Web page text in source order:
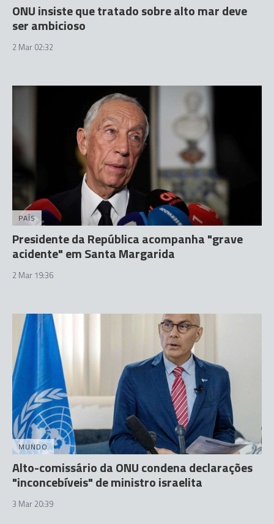
ONU insiste que tratado sobre alto mar deve
ser ambicioso
2 Mar 02:32
PAÍS
Presidente da República acompanha "grave
acidente" em Santa Margarida
2 Mar 19:36
MUNDO
Alto-comissário da ONU condena declarações
"inconcebíveis" de ministro israelita
3 Mar 20:39